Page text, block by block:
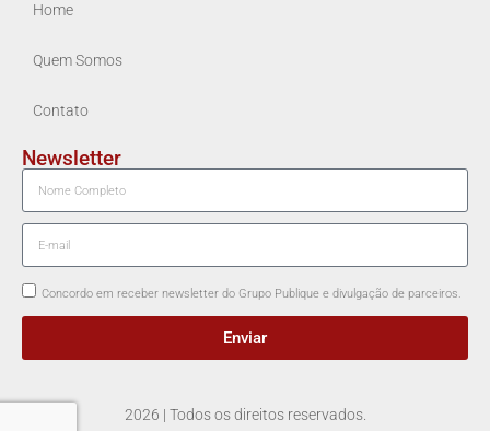
Home
Quem Somos
Contato
Newsletter
Concordo em receber newsletter do Grupo Publique e divulgação de parceiros.
Enviar
2026 | Todos os direitos reservados.